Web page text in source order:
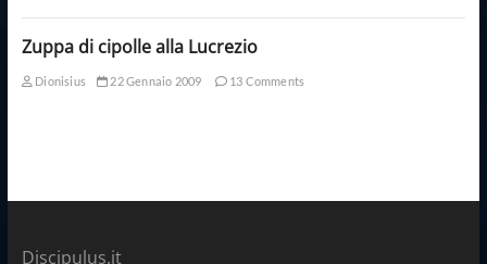
Zuppa di cipolle alla Lucrezio
Dionisius 22 Gennaio 2009 13 Comments
Discipulus.it